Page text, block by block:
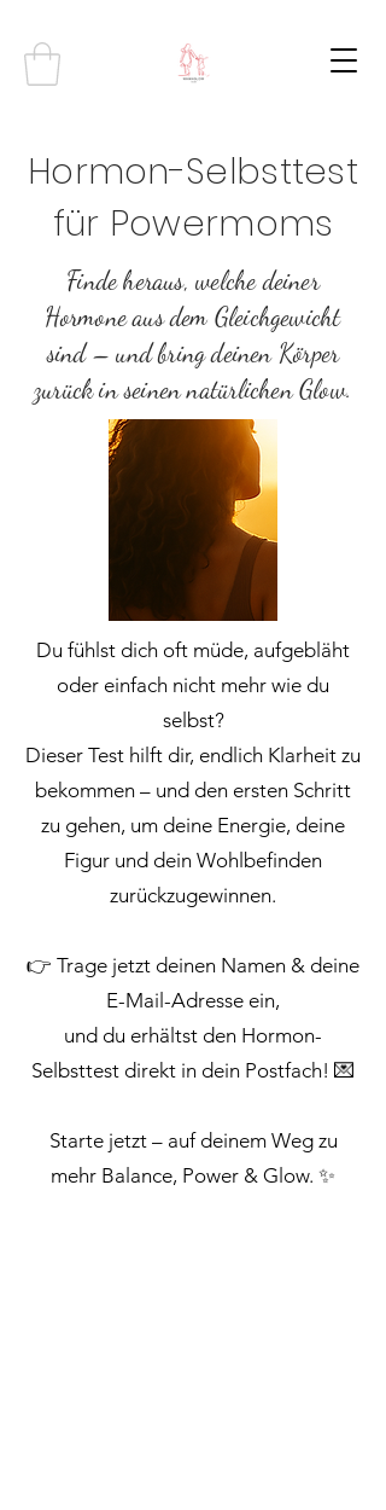
Hormon-Selbsttest
für Powermoms
Finde heraus, welche deiner
Hormone aus dem Gleichgewicht
sind – und bring deinen Körper
zurück in seinen natürlichen Glow.
Du fühlst dich oft müde, aufgebläht
oder einfach nicht mehr wie du
selbst?
Dieser Test hilft dir, endlich Klarheit zu
bekommen – und den ersten Schritt
zu gehen, um deine Energie, deine
Figur und dein Wohlbefinden
zurückzugewinnen.
👉 Trage jetzt deinen Namen & deine
E-Mail-Adresse ein,
und du erhältst den Hormon-
Selbsttest direkt in dein Postfach! 💌
Starte jetzt – auf deinem Weg zu
mehr Balance, Power & Glow. ✨